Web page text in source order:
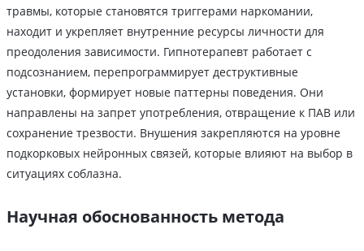
травмы, которые становятся триггерами наркомании,
находит и укрепляет внутренние ресурсы личности для
преодоления зависимости. Гипнотерапевт работает с
подсознанием, перепрограммирует деструктивные
установки, формирует новые паттерны поведения. Они
направлены на запрет употребления, отвращение к ПАВ или
сохранение трезвости. Внушения закрепляются на уровне
подкорковых нейронных связей, которые влияют на выбор в
ситуациях соблазна.
Научная обоснованность метода